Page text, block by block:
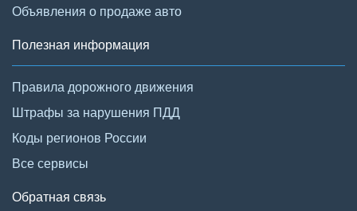
Объявления о продаже авто
Полезная информация
Правила дорожного движения
Штрафы за нарушения ПДД
Коды регионов России
Все сервисы
Обратная связь